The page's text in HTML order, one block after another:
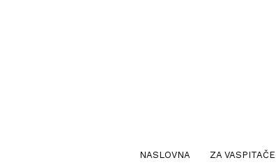
NASLOVNA ZA VASPITAČE